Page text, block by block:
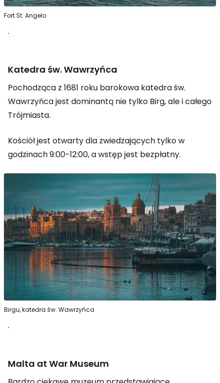
Fort St. Angelo
.
Katedra św. Wawrzyńca
Pochodząca z 1681 roku barokowa katedra św.
Wawrzyńca jest dominantą nie tylko Birg, ale i całego
Trójmiasta.
Kościół jest otwarty dla zwiedzających tylko w
godzinach 9:00-12:00, a wstęp jest bezpłatny.
Birgu, katedra św. Wawrzyńca
.
Malta at War Museum